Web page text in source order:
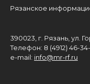
Рязанское
390023, г. Рязань, ул.
Телефон: 8 (4912) 46-
e-mail: info@mr-rf.ru